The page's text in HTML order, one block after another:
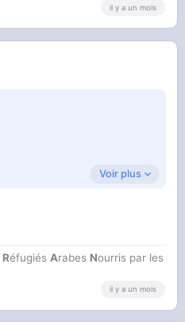
il y a un mois
Voir plus
Réfugiés Arabes Nourris par les
il y a un mois